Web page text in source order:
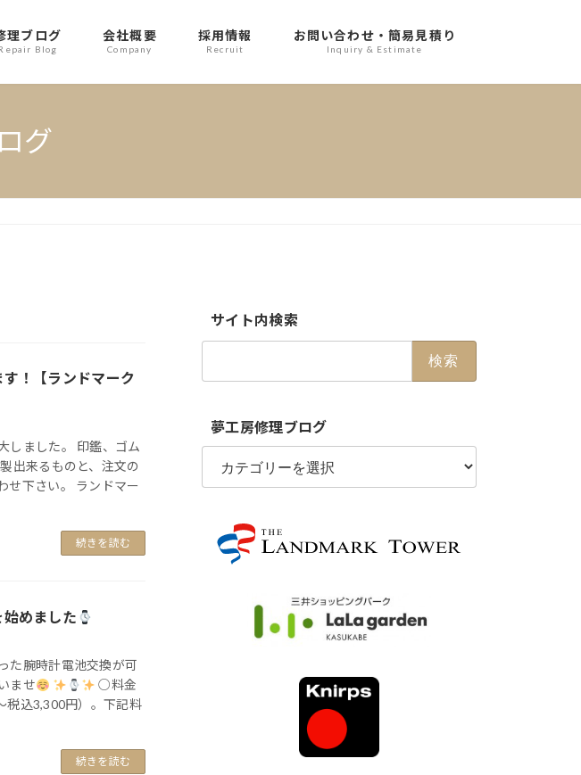
理ブログ
Blog
会社概要
Company
採用情報
Recruit
お問い合わせ・簡易見積り
Inquiry & Estimate
グ
！【ランドマーク
しました。 印鑑、ゴム
出来るものと、注文の
せ下さい。 ランドマー
続きを読む
始めました
た腕時計電池交換が可
ませ
○料金
税込3,300円）。下記料
続きを読む
サイト内検索
夢工房修理ブログ
夢